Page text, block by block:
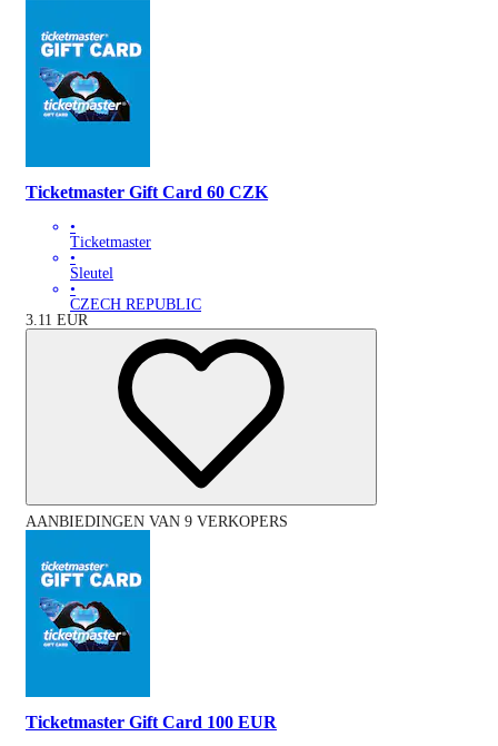
Ticketmaster Gift Card 60 CZK
•
Ticketmaster
•
Sleutel
•
CZECH REPUBLIC
3.11 EUR
AANBIEDINGEN VAN 9 VERKOPERS
Ticketmaster Gift Card 100 EUR